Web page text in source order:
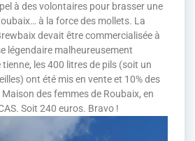
à des volontaires pour brasser une
à la force des mollets. La
devait être commercialisée à
légendaire malheureusement
tienne, les 400 litres de pils (soit un
ont été mis en vente et 10% des
des femmes de Roubaix, en
Soit 240 euros. Bravo !